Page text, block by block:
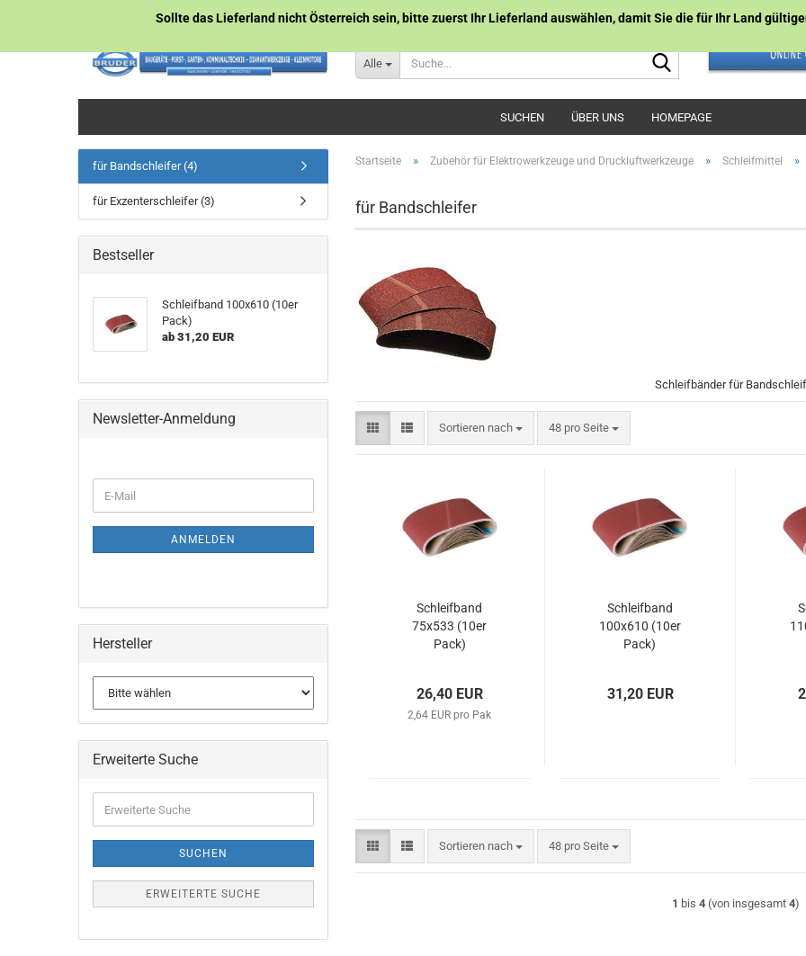
Alle
Suche...
Sollte das Lieferland nicht Österreich sein, bitte zuerst Ihr Lieferland auswählen, damit Sie die für Ihr Land
SUCHEN ÜBER UNS HOMEPAGE
Startseite » Zubehör für Elektrowerkzeuge und Druckluftwerkzeuge » Schleifmittel »
für Bandschleifer
Schleifbänder für
Sortieren nach
Sortieren nach 48 pro Seite
pro Seite
Schleifband
75x533 (10er
Pack)
26,40 EUR
2,64 EUR pro Pak
Schleifband
100x610 (10er
Pack)
31,20 EUR
Sortieren nach
Sortieren nach 48 pro Seite
pro Seite
1 bis4 (von insgesamt4)
für Bandschleifer (4)
für Exzenterschleifer (3)
Bestseller
Schleifband 100x610 (10er
Pack)
ab 31,20 EUR
Newsletter-Anmeldung
ZUR
E-
Mail
ANMELDEN
Hersteller
Erweiterte Suche
Suche
SUCHEN
ERWEITERTE SUCHE